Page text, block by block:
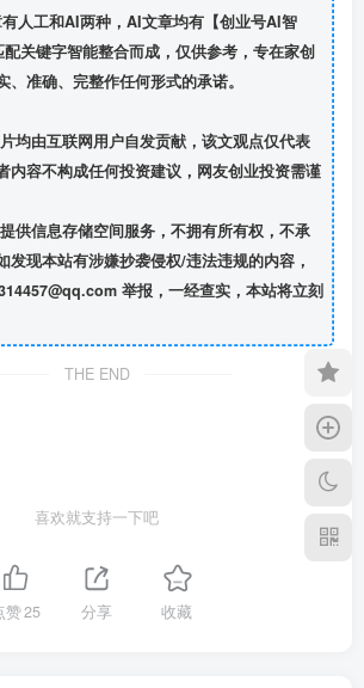
人工和AI两种，AI文章均有【创业号AI智
关键字智能整合而成，仅供参考，专在家创
、准确、完整作任何形式的承诺。
均由互联网用户自发贡献，该文观点仅代表
内容不构成任何投资建议，网友创业投资需谨
供信息存储空间服务，不拥有所有权，不承
发现本站有涉嫌抄袭侵权/违法违规的内容，
举报，一经查实，本站将立刻
THE END
喜欢就支持一下吧
赞25 分享 收藏